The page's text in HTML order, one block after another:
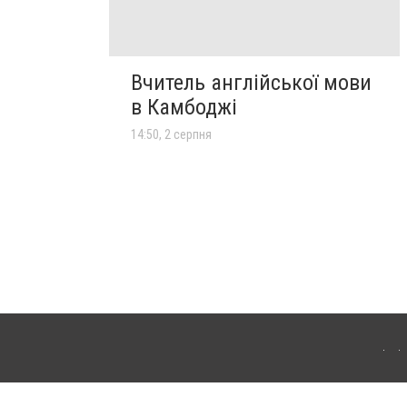
Вчитель англійської мови
в Камбоджі
14:50, 2 серпня